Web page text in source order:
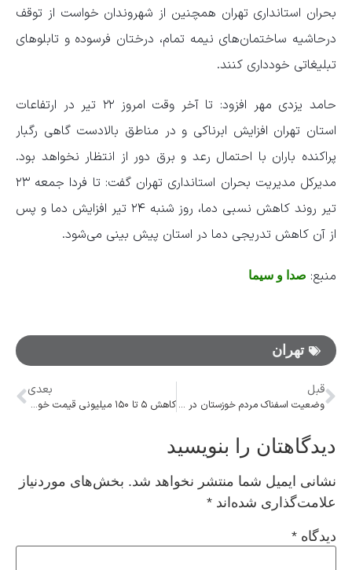
بحران استانداری تهران همچنین از شهروندان خواست از توقف
درحاشیه ساختمان‌های نیمه تمام، درختان فرسوده و تابلو‌های
تبلیغاتی خودداری کنند.
حامد یزدی مهر افزود: تا آخر وقت امروز ۲۲ تیر در ارتفاعات
استان تهران افزایش ابرناکی و در مناطق بالادست گاهی رگبار
پراکنده باران با احتمال رعد و برق دور از انتظار نخواهد بود.
مدیرکل مدیریت بحران استانداری تهران گفت: تا فردا جمعه ۲۳
تیر روند کاهش نسبی دما، روز شنبه ۲۴ تیر افزایش دما و پس
از آن کاهش تدریجی دما در استان پیش بینی می‌شود.
منبع: صدا و سیما
تهران
قبل
وضعیت اسفناک مردم خوزستان در گرمای ۵۰ درجه!
بعدی
کاهش ۵ تا ۱۵۰ میلیونی قیمت خودروها/ بازار خودرو در انتظار چیست؟
دیدگاهتان را بنویسید
نشانی ایمیل شما منتشر نخواهد شد. بخش‌های موردنیاز
علامت‌گذاری شده‌اند *
دیدگاه *